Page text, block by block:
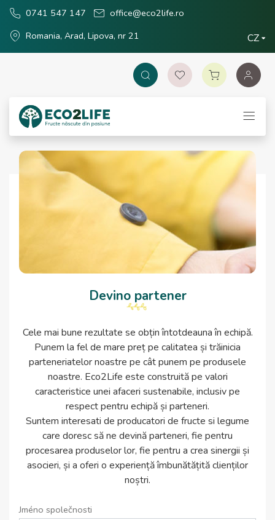
0741 547 147
office@eco2life.ro
Romania, Arad, Lipova, nr 21
CZ
Devino partener
Cele mai bune rezultate se obțin întotdeauna în echipă.
Punem la fel de mare preț pe calitatea și trăinicia
parteneriatelor noastre pe cât punem pe produsele
noastre. Eco2Life este construită pe valori
caracteristice unei afaceri sustenabile, inclusiv pe
respect pentru echipă și parteneri.
Suntem interesati de producatori de fructe si legume
care doresc să ne devină parteneri, fie pentru
procesarea produselor lor, fie pentru a crea sinergii și
asocieri, și a oferi o experiență îmbunătățită clienților
noștri.
Jméno společnosti